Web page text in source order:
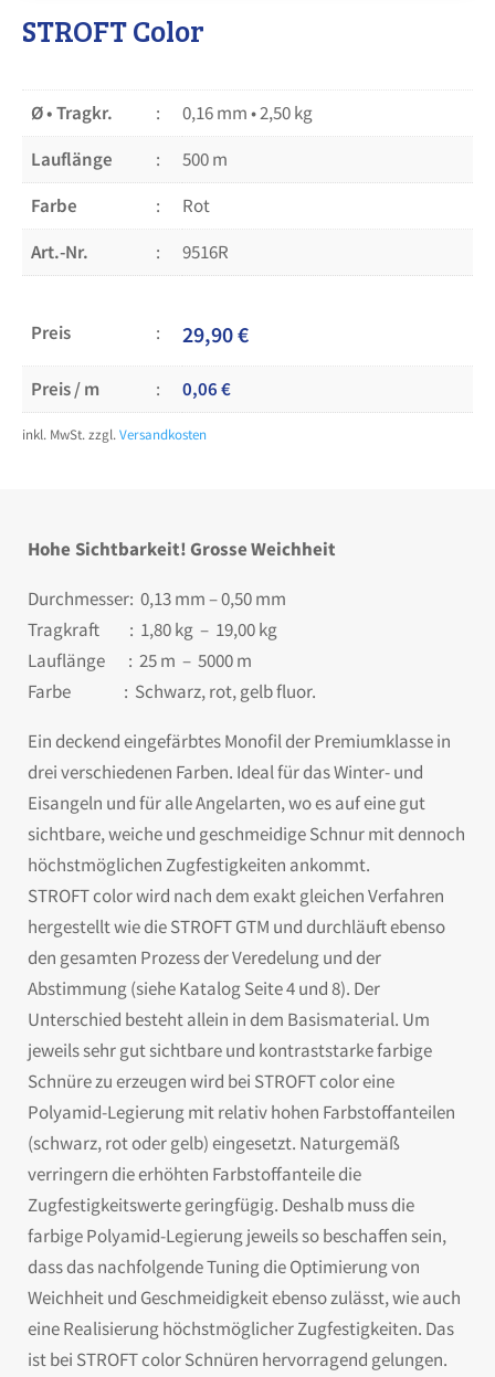
STROFT Color
Ø • Tragkr.
0,16 mm • 2,50 kg
Lauflänge
500 m
Farbe
Rot
Art.-Nr.
9516R
Preis 29,90€
Preis / m 0,06€
inkl. MwSt. zzgl. Versandkosten
Hohe Sichtbarkeit! Grosse Weichheit
Durchmesser: 0,13 mm – 0,50 mm
Tragkraft : 1,80 kg – 19,00 kg
Lauflänge : 25 m – 5000 m
Farbe : Schwarz, rot, gelb fluor.
Ein deckend eingefärbtes Monofil der Premiumklasse in
drei verschiedenen Farben. Ideal für das Winter- und
Eisangeln und für alle Angelarten, wo es auf eine gut
sichtbare, weiche und geschmeidige Schnur mit dennoch
höchstmöglichen Zugfestigkeiten ankommt.
STROFT color wird nach dem exakt gleichen Verfahren
hergestellt wie die STROFT GTM und durchläuft ebenso
den gesamten Prozess der Veredelung und der
Abstimmung (siehe Katalog Seite 4 und 8). Der
Unterschied besteht allein in dem Basismaterial. Um
jeweils sehr gut sichtbare und kontraststarke farbige
Schnüre zu erzeugen wird bei STROFT color eine
Polyamid-Legierung mit relativ hohen Farbstoffanteilen
(schwarz, rot oder gelb) eingesetzt. Naturgemäß
verringern die erhöhten Farbstoffanteile die
Zugfestigkeitswerte geringfügig. Deshalb muss die
farbige Polyamid-Legierung jeweils so beschaffen sein,
dass das nachfolgende Tuning die Optimierung von
Weichheit und Geschmeidigkeit ebenso zulässt, wie auch
eine Realisierung höchstmöglicher Zugfestigkeiten. Das
ist bei STROFT color Schnüren hervorragend gelungen.